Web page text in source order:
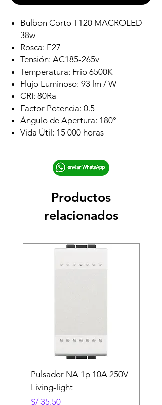
Bulbon Corto T120 MACROLED
38w
Rosca: E27
Tensión: AC185-265v
Temperatura: Frio 6500K
Flujo Luminoso: 93 lm / W
CRI: 80Ra
Factor Potencia: 0.5
Ángulo de Apertura: 180°
Vida Útil: 15 000 horas
Productos
relacionados
Pulsador NA 1p 10A 250V
Living-light
Precio
S/ 35.50